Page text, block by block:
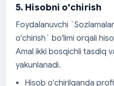
5. Hisobni o'chirish
Foydalanuvchi
o'chirish` bo'limi orqali
Amal ikki bosqichli tasdiq
yakunlanadi.
Hisob o'chirilganda